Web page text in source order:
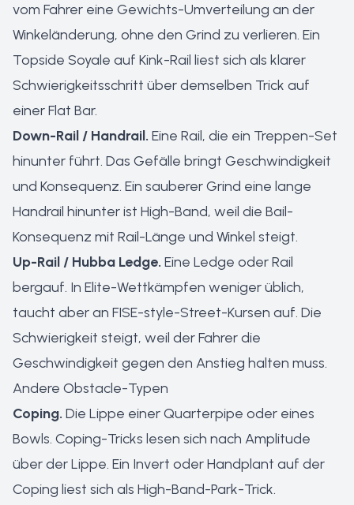
vom Fahrer eine Gewichts-Umverteilung an der
Winkeländerung, ohne den Grind zu verlieren. Ein
Topside Soyale auf Kink-Rail liest sich als klarer
Schwierigkeitsschritt über demselben Trick auf
einer Flat Bar.
Down-Rail / Handrail. Eine Rail, die ein Treppen-Set
hinunter führt. Das Gefälle bringt Geschwindigkeit
und Konsequenz. Ein sauberer Grind eine lange
Handrail hinunter ist High-Band, weil die Bail-
Konsequenz mit Rail-Länge und Winkel steigt.
Up-Rail / Hubba Ledge. Eine Ledge oder Rail
bergauf. In Elite-Wettkämpfen weniger üblich,
taucht aber an FISE-style-Street-Kursen auf. Die
Schwierigkeit steigt, weil der Fahrer die
Geschwindigkeit gegen den Anstieg halten muss.
Andere Obstacle-Typen
Coping. Die Lippe einer Quarterpipe oder eines
Bowls. Coping-Tricks lesen sich nach Amplitude
über der Lippe. Ein Invert oder Handplant auf der
Coping liest sich als High-Band-Park-Trick.